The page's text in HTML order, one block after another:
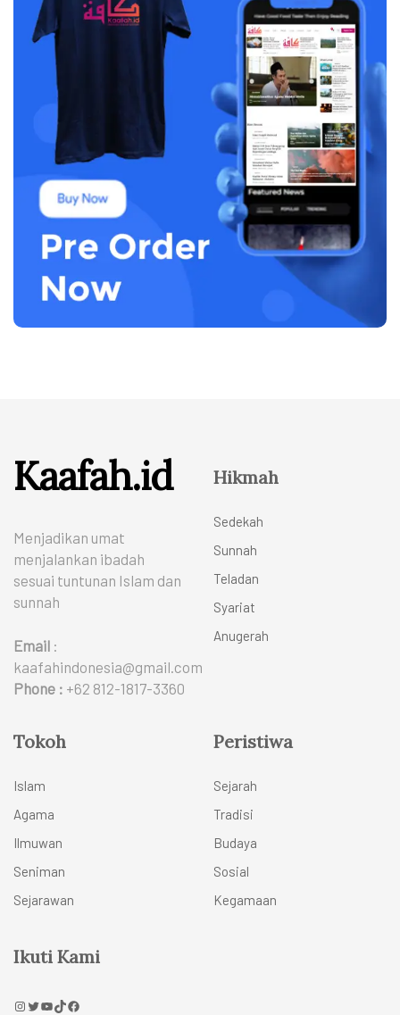
Kaafah.id
Menjadikan umat
menjalankan ibadah
sesuai tuntunan Islam dan
sunnah
Email :
kaafahindonesia@gmail.com
Phone : +62 812-1817-3360
Hikmah
Sedekah
Sunnah
Teladan
Syariat
Anugerah
Tokoh
Islam
Agama
Ilmuwan
Seniman
Sejarawan
Peristiwa
Sejarah
Tradisi
Budaya
Sosial
Kegamaan
Ikuti Kami